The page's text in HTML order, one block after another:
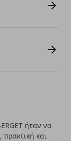
ήταν να
και